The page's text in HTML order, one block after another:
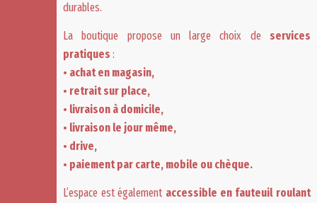
durables.
La boutique propose un large choix de services
pratiques :
• achat en magasin,
• retrait sur place,
• livraison à domicile,
• livraison le jour même,
• drive,
• paiement par carte, mobile ou chèque.
L’espace est également accessible en fauteuil roulant